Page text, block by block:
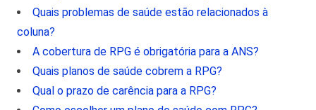
Quais problemas de saúde estão relacionados à
coluna?
A cobertura de RPG é obrigatória para a ANS?
Quais planos de saúde cobrem a RPG?
Qual o prazo de carência para a RPG?